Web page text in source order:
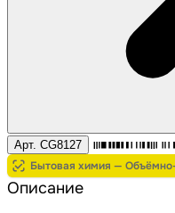
Арт. CG8127
Бытовая химия —
Описание